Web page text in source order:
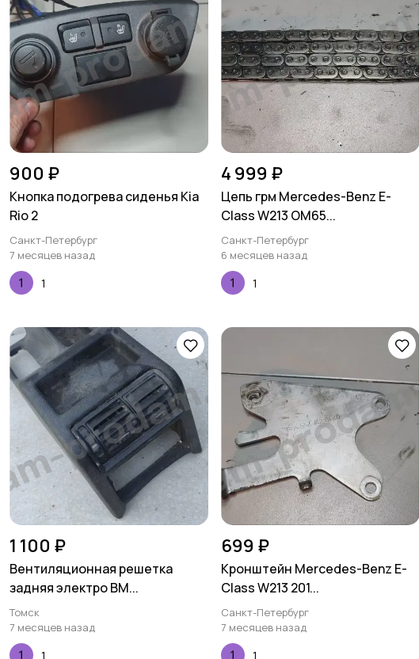
900 ₽
Кнопка подогрева сиденья Kia
Rio 2
Санкт-Петербург
7 месяцев назад
1
4 999 ₽
Цепь грм Mercedes-Benz E-
Class W213 OM65...
Санкт-Петербург
6 месяцев назад
1
1 100 ₽
Вентиляционная решетка
задняя электро BM...
Томск
7 месяцев назад
1
699 ₽
Кронштейн Mercedes-Benz E-
Class W213 201...
Санкт-Петербург
7 месяцев назад
1